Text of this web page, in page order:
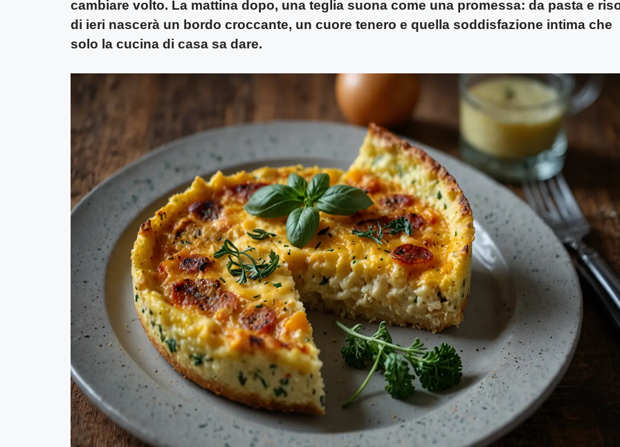
cambiare volto. La mattina dopo, una teglia suona come una promessa: da pasta e
di ieri nascerà un bordo croccante, un cuore tenero e quella soddisfazione intima che
solo la cucina di casa sa dare.